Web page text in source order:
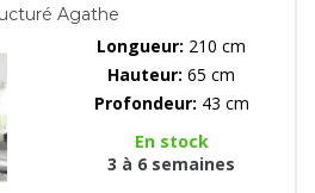
Agathe
Longueur: 210 cm
Hauteur: 65 cm
Profondeur: 43 cm
En stock
3 à 6 semaines